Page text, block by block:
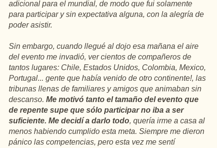
adicional para el mundial, de modo que fui solamente
para participar y sin expectativa alguna, con la alegría de
poder asistir.
Sin embargo, cuando llegué al dojo esa mañana el aire
del evento me invadió, ver cientos de compañeros de
tantos lugares: Chile, Estados Unidos, Colombia, Mexico,
Portugal... gente que había venido de otro continente!, las
tribunas llenas de familiares y amigos que animaban sin
descanso. Me motivó tanto el tamaño del evento que
de repente supe que sólo participar no iba a ser
suficiente. Me decidí a darlo todo, quería irme a casa al
menos habiendo cumplido esta meta. Siempre me dieron
pánico las competencias, pero esta vez me sentí